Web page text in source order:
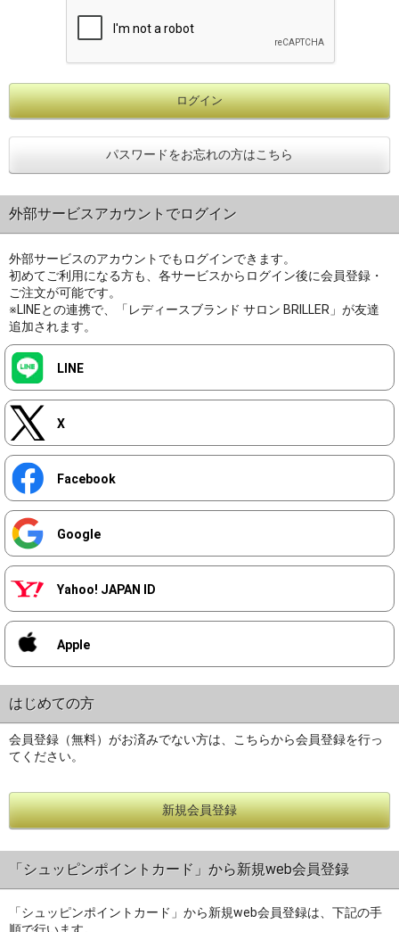
パスワードをお忘れの方はこちら
外部サービスアカウントでログイン
外部サービスのアカウントでもログインできます。
初めてご利用になる方も、各サービスからログイン後に会員登録・
ご注文が可能です。
※LINEとの連携で、「レディースブランド サロン BRILLER」が友達
追加されます。
LINE
X
Facebook
Google
Yahoo! JAPAN ID
Apple
はじめての方
会員登録（無料）がお済みでない方は、こちらから会員登録を行っ
てください。
新規会員登録
「シュッピンポイントカード」から新規web会員登録
「シュッピンポイントカード」から新規web会員登録は、下記の手